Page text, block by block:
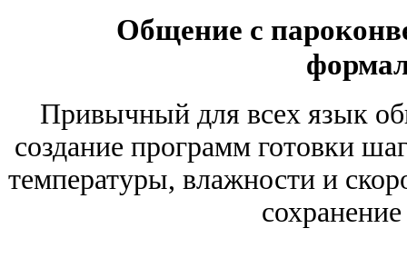
Общение с
Привычный для всех язык
создание программ готовки
температуры, влажности и